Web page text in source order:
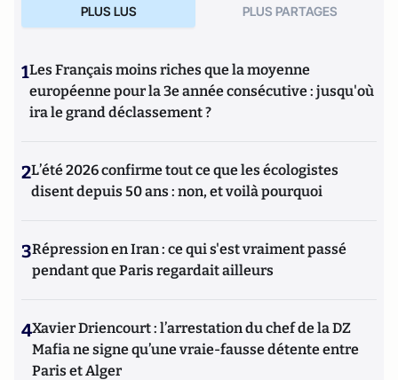
PLUS LUS PLUS PARTAGES
1Les Français moins riches que la moyenne
européenne pour la 3e année consécutive : jusqu'où
ira le grand déclassement ?
2L’été 2026 confirme tout ce que les écologistes
disent depuis 50 ans : non, et voilà pourquoi
3Répression en Iran : ce qui s'est vraiment passé
pendant que Paris regardait ailleurs
4Xavier Driencourt : l’arrestation du chef de la DZ
Mafia ne signe qu’une vraie-fausse détente entre
Paris et Alger